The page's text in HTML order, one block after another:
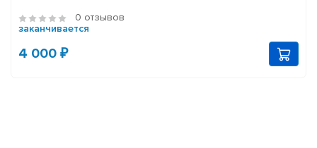
0 отзывов
заканчивается
4 000 ₽